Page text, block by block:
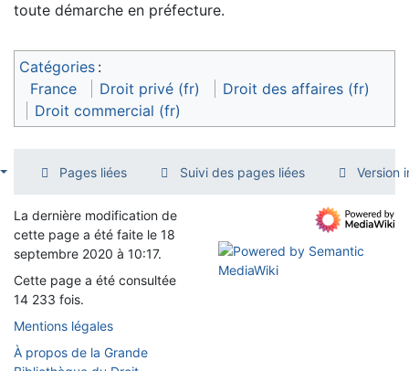
toute démarche en préfecture.
Catégories :
France
Droit privé (fr)
Droit des affaires (fr)
Droit commercial (fr)
Pages liées Suivi des pages liées Version
La dernière modification de
cette page a été faite le 18
septembre 2020 à 10:17.
Cette page a été consultée
14 233 fois.
Mentions légales
À propos de la Grande